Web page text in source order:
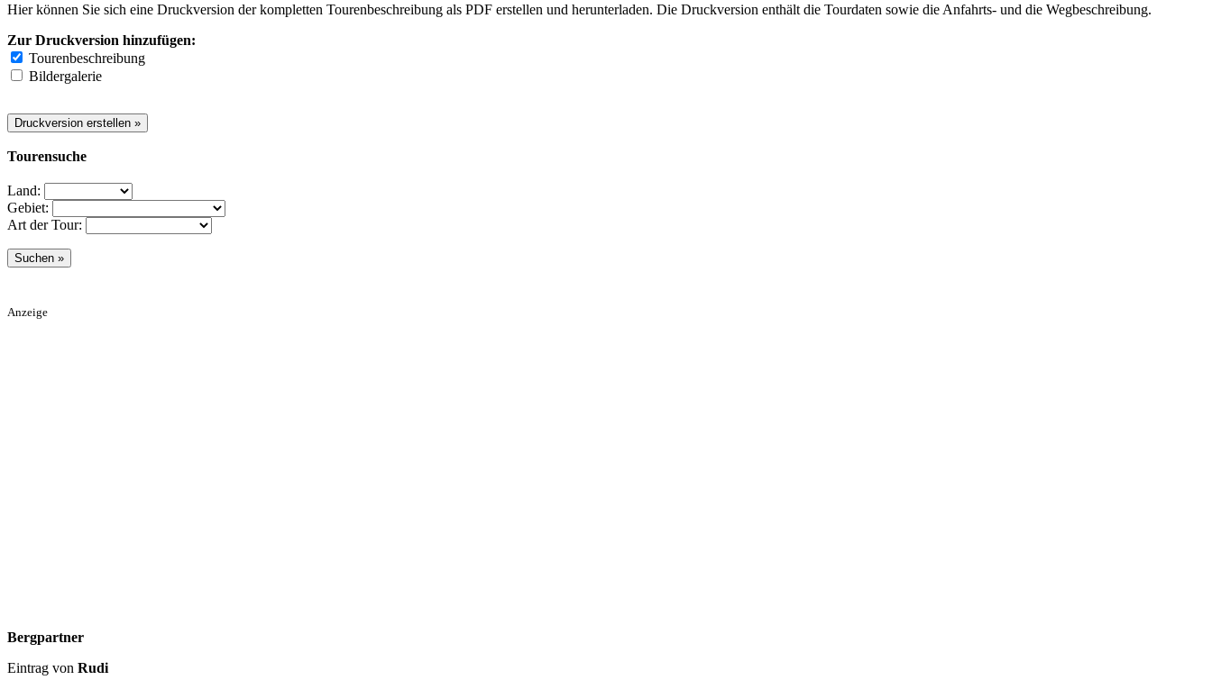
Hier können Sie sich eine Druckversion der kompletten Tourenbeschreibung als PDF erstellen und herunterladen. Die Druckversion enthält die Tourdaten sowie die Anfahrts- und die Wegbeschreibung.
Zur Druckversion hinzufügen:
Tourenbeschreibung
Bildergalerie
Tourensuche
Land:
Gebiet:
Art der Tour:
Anzeige
Bergpartner
Eintrag von Rudi